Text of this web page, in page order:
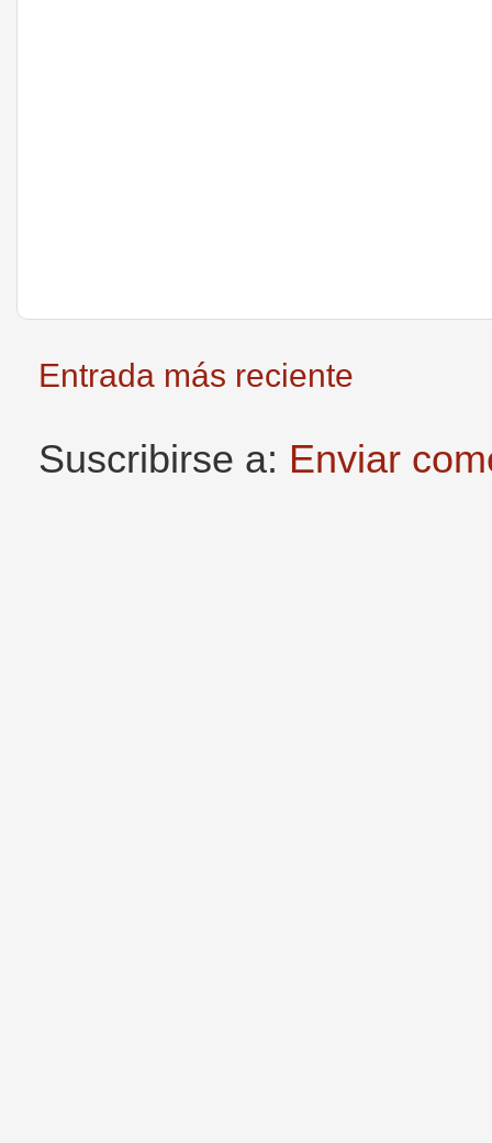
Entrada más reciente
Suscribirse a: Enviar